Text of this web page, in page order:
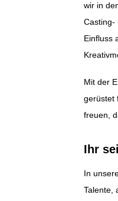
wir in
Casting-
Einfluss
Mit der
gerüstet
freuen,
Ihr
In
Talente,